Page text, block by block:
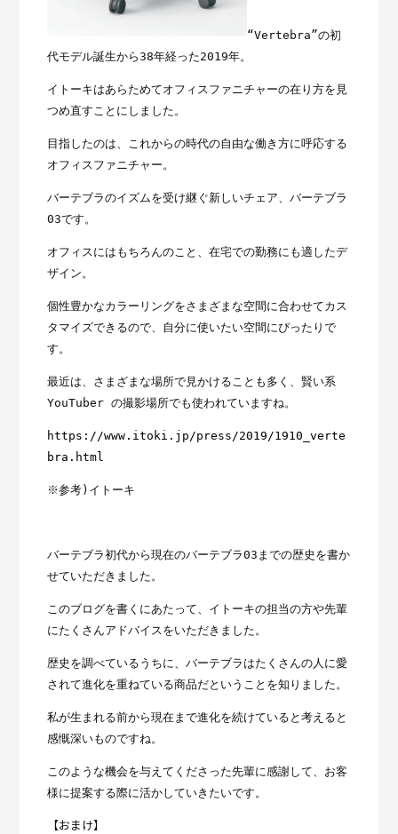
“Vertebra”の初
代モデル誕生から38年経った2019年。
イトーキはあらためてオフィスファニチャーの在り方を見
つめ直すことにしました。
目指したのは、これからの時代の自由な働き方に呼応する
オフィスファニチャー。
バーテブラのイズムを受け継ぐ新しいチェア、バーテブラ
03です。
オフィスにはもちろんのこと、在宅での勤務にも適したデ
ザイン。
個性豊かなカラーリングをさまざまな空間に合わせてカス
タマイズできるので、自分に使いたい空間にぴったりで
す。
最近は、さまざまな場所で見かけることも多く、賢い系
YouTuber の撮影場所でも使われていますね。
https://www.itoki.jp/press/2019/1910_verte
bra.html
※参考)イトーキ
バーテブラ初代から現在のバーテブラ03までの歴史を書か
せていただきました。
このブログを書くにあたって、イトーキの担当の方や先輩
にたくさんアドバイスをいただきました。
歴史を調べているうちに、バーテブラはたくさんの人に愛
されて進化を重ねている商品だということを知りました。
私が生まれる前から現在まで進化を続けていると考えると
感慨深いものですね。
このような機会を与えてくださった先輩に感謝して、お客
様に提案する際に活かしていきたいです。
【おまけ】